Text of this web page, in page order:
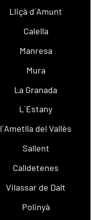
Lliçà d´Amunt
Calella
Manresa
Mura
La Granada
L´Estany
l´Ametlla del Vallès
Sallent
Calldetenes
Vilassar de Dalt
Polinyà